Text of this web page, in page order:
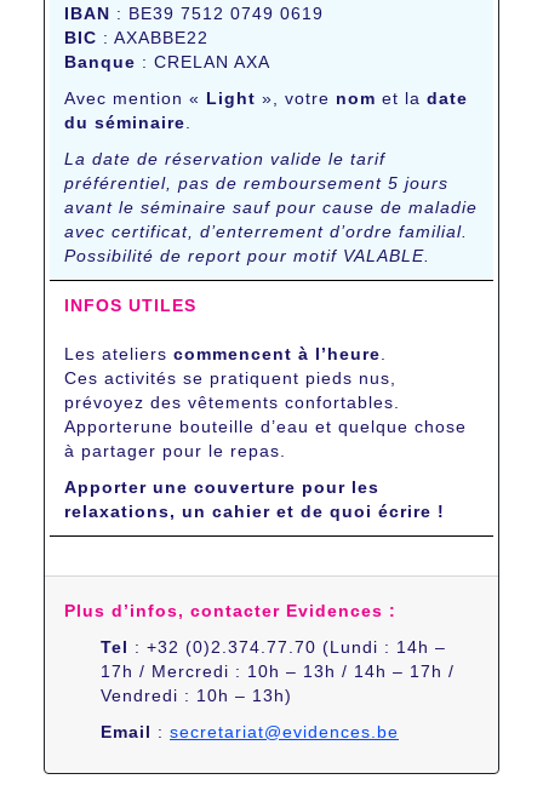
IBAN : BE39 7512 0749 0619
BIC : AXABBE22
Banque : CRELAN AXA
Avec mention « Light », votre nom et la date
du séminaire
La date de réservation valide le tarif
préférentiel, pas de remboursement 5 jours
avant le séminaire sauf pour cause de maladie
avec certificat, d’enterrement d’ordre familial.
Possibilité de report pour motif VALABLE.
INFOS UTILES
Les ateliers commencent à l’heure
Ces activités se pratiquent pieds nus,
prévoyez des vêtements confortables.
Apporterune bouteille d’eau et quelque chose
à partager pour le repas.
Apporter une couverture pour les
relaxations, un cahier et de quoi écrire !
Plus d’infos, contacter Evidences :
Tel : +32 (0)2.374.77.70 (Lundi : 14h –
17h / Mercredi : 10h – 13h / 14h – 17h /
Vendredi : 10h – 13h)
Email : secretariat@evidences.be